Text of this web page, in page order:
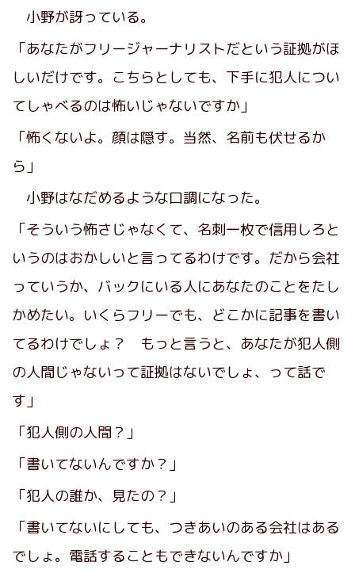
小野が訝っている。
「あなたがフリージャーナリストだという証拠がほ
しいだけです。こちらとしても、下手に犯人につい
てしゃべるのは怖いじゃないですか」
「怖くないよ。顔は隠す。当然、名前も伏せるか
ら」
小野はなだめるような口調になった。
「そういう怖さじゃなくて、名刺一枚で信用しろと
いうのはおかしいと言ってるわけです。だから会社
っていうか、バックにいる人にあなたのことをたし
かめたい。いくらフリーでも、どこかに記事を書い
てるわけでしょ？ もっと言うと、あなたが犯人側
の人間じゃないって証拠はないでしょ、って話で
す」
「犯人側の人間？」
「書いてないんですか？」
「犯人の誰か、見たの？」
「書いてないにしても、つきあいのある会社はある
でしょ。電話することもできないんですか」